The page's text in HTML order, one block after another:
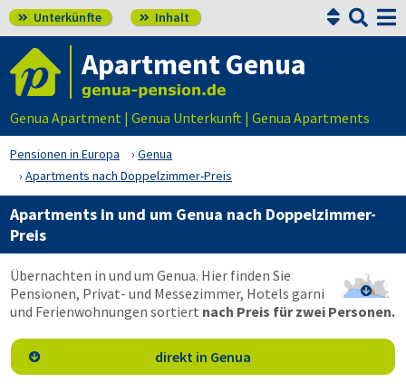
 Unterkünfte  Inhalt 

Apartment Genua
Genua Apartment | Genua Unterkunft | Genua Apartments
Pensionen in Europa
Genua
Apartments nach Doppelzimmer-Preis
Apartments in und um Genua nach Doppelzimmer-
Preis

Übernachten in und um Genua. Hier finden Sie
Pensionen, Privat- und Messezimmer, Hotels garni
und Ferienwohnungen sortiert nach Preis für zwei Personen.
 direkt in Genua